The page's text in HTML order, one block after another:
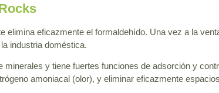
elimina eficazmente el formaldehído. Una vez a la
industria doméstica.
minerales y tiene fuertes funciones de adsorción y
amoniacal (olor), y eliminar eficazmente